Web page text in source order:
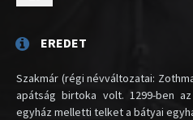
EREDET
Szakmár (régi névváltozatai:
apátság birtoka volt. 1299-ben
egyház melletti telket a bátyai